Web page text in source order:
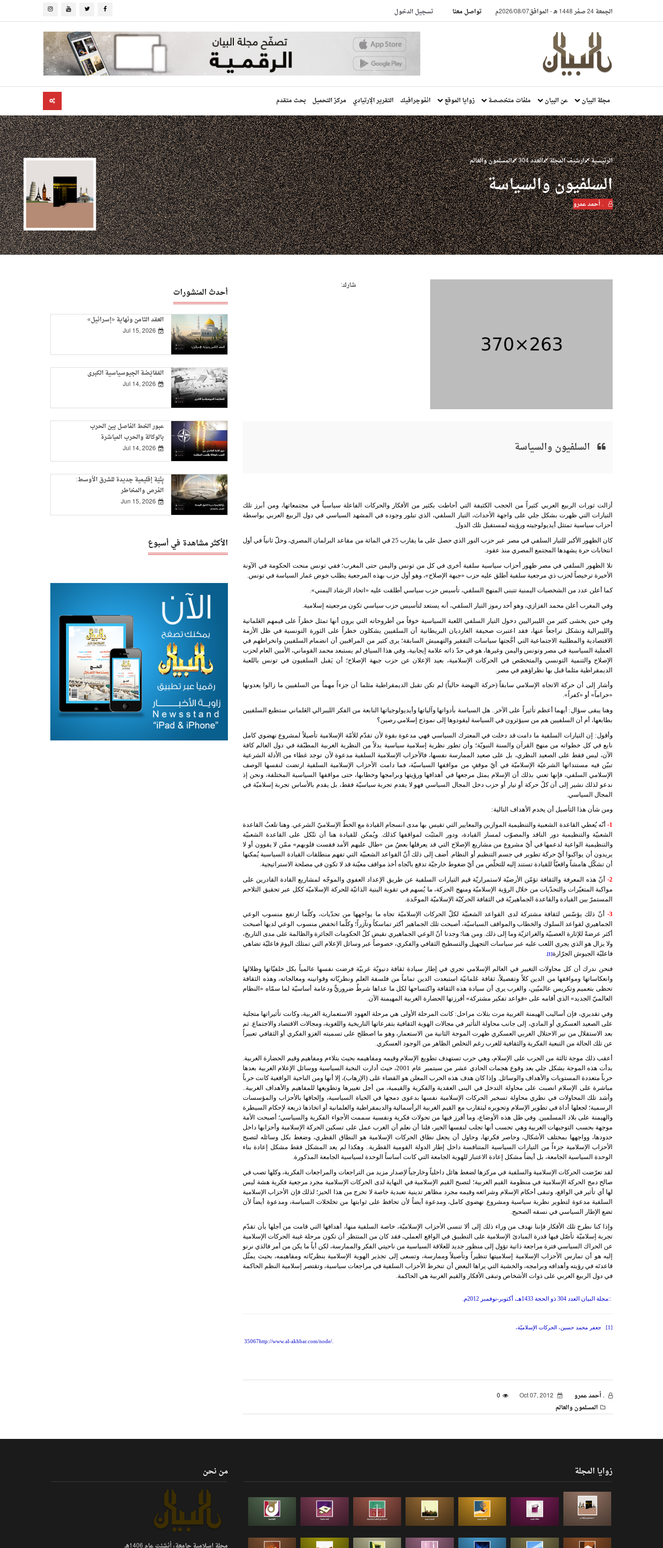
الجمعة 24 صفر 1448 هـ -الموافق2026/08/07م تواصل معنا تسجيل الدخول
مجلة البيان عن البيان ملفات متخصصة زوايا الموقع انفوجرافيك التقرير الإرتيادي مركز التحميل بحث متقدم
الرئيسية ارشيف المجلة العدد 304 المسلمون والعالم
السلفيون والسياسة
. أحمد عمرو
شارك:
السلفيون والسياسة
أزالت ثورات الربيع العربي كثيراً من الحجب الكثيفة التي أحاطت بكثير من الأفكار والحركات الفاعلة سياسياً في مجتمعاتها، ومن أبرز تلك
التيارات التي ظهرت بشكل جلي على واجهة الأحداث، التيار السلفي، الذي تبلور وجوده في المشهد السياسي في دول الربيع العربي بواسطة
أحزاب سياسية تمتثل أيديولوجيته ورؤيته لمستقبل تلك الدول.
كان الظهور الأكبر للتيار السلفي في مصر عبر حزب النور الذي حصل على ما يقارب 25 في المائة من مقاعد البرلمان المصري، وحلّ ثانياً في أول
انتخابات حرة يشهدها المجتمع المصري منذ عقود.
تلا الظهور السلفي في مصر ظهور أحزاب سياسية سلفية أخرى في كل من تونس واليمن حتى المغرب؛ ففي تونس منحت الحكومة في الآونة
الأخيرة ترخيصاً لحزب ذي مرجعية سلفية أطلق عليه حزب «جبهة الإصلاح»، وهو أول حزب بهذه المرجعية يطلب خوض غمار السياسة في تونس.
كما أعلن عدد من الشخصيات اليمنية تتبنى المنهج السلفي، تأسيس حزب سياسي أطلقت عليه «اتحاد الرشاد اليمني».
وفي المغرب أعلن محمد الفزازي، وهو أحد رموز التيار السلفي، أنه يستعد لتأسيس حزب سياسي تكون مرجعيته إسلامية.
وفي حين يخشى كثير من الليبراليين دخول التيار السلفي اللعبة السياسية خوفاً من أطروحاته التي يرون أنها تمثل خطراً على قيمهم العَلمانية
والليبرالية وتشكل تراجعاً عنها، فقد اعتبرت صحيفة الغارديان البريطانية أن السلفيين يشكلون خطراً على الثورة التونسية في ظل الأزمة
الاقتصادية والمطلبية الاجتماعية التي أجَّجتها سياسات التفقير والتهميش السابقة؛ يرى كثير من المراقبين أن انضمام السلفيين وانخراطهم في
العملية السياسية في مصر وتونس واليمن وغيرها، هو في حدّ ذاته علامة إيجابية، وفي هذا السياق لم يستبعد محمد القوماني، الأمين العام لحزب
الإصلاح والتنمية التونسي والمتخصّص في الحركات الإسلامية، بعيد الإعلان عن حزب جبهة الإصلاح؛ أن يَقبل السلفيون في تونس باللعبة
الديمقراطية مثلما قبل بها نظراؤهم في مصر.
وأشار إلى أن حركة الاتجاه الإسلامي سابقاً (حركة النهضة حالياً) لم تكن تقبل الديمقراطية مثلما أن جزءاً مهماً من السلفيين ما زالوا يعدونها
«حراماً» أو «كفراً».
وهنا يبقى سؤال: أيهما أعظم تأثيراً على الآخر.. هل السياسة بأدواتها وآلياتها وأيديولوجياتها النابعة من الفكر الليبرالي العَلماني ستطبع السلفيين
بطابعها، أم أن السلفيين هم من سيؤثرون في السياسة ليقودوها إلى نموذج إسلامي رصين؟
وأقول: إن التيارات السلفية ما دامت قد دخلت في المعترك السياسي فهي مدعوة بقوة لأن تقدّم للأمّة الإسلامية تأصيلاً لمشروع نهضوي كامل
نابع في كل خطواته من منهج القرآن والسنة النبويّة؛ وأن تطور نظرية إسلامية سياسية بدلاً من النظرية الغربية المطبّقة في دول العالم كافة
الآن، ليس فقط على الصعيد النظري، بل على صعيد الممارسة نفسها، فالأحزاب الإسلامية السلفية مدعوة لأن توجد غطاء من الأدلة الشرعية
تبيّن فيه مستنداتها الشرعيّة الإسلاميّة في أيّ موقفٍ من مواقفها السياسيّة، فما دامت الأحزاب الإسلامية السلفية ارتضت لنفسها الوصف
الإسلامي السلفي، فإنها تعني بذلك أن الإسلام يمثل مرجعها في أهدافها ورؤيتها وبرامجها وخطابها، حتى مواقفها السياسية المختلفة، ونحن إذ
ندعو لذلك نشير إلى أن كلّ حركة أو تيار أو حزب دخل المجال السياسي فهو لا يقدم تجربة سياسيّة فقط، بل يقدم بالأساس تجربة إسلاميّة في
المجال السياسي.
ومن شأن هذا التأصيل أن يخدم الأهداف التالية:
1- أنّه يُعطي القاعدة الشعبية والتنظيمية الموازين والمعايير التي تقيس بها مدى انسجام القيادة مع الخطّ الإسلاميّ الشرعي. وهنا تلعبُ القاعدة
الشعبيّة والتنظيمية دور الناقد والمصوّب لمسار القيادة، ودور المثبّت لمواقفها كذلك. ويُمكن للقيادة هنا أن تتّكل على القاعدة الشعبيّة
والتنظيمية الواعية لدعمها في أيّ مشروع من مشاريع الإصلاح التي قد يعرقلها بعضُ من «طال عليهم الأمد فقست قلوبهم» ممّن لا يقوون أو لا
يريدون أن يواكبوا أيّ حركة تطوير في جسم التنظيم أو النظام. أضف إلى ذلك أنّ القواعد الشعبيّة التي تفهم منطلقات القيادة السياسية يُمكنها
أن تشكّل هامشاً واقعيّاً للقيادة تستند إليه للتخلّص من أيّ ضغوط خارجيّة تدفع باتّجاه أخذ مواقف معيّنة قد لا تكون في مصلحة الاستراتيجية.
2- أنّ هذه المعرفة والثقافة تؤمّن الأرضيّة لاستمراريّة قيم التيارات السلفية عن طريق الإعداد العفوي والموجّه لمشاريع القادة القادرين على
مواكبة المتغيّرات والتحدّيات من خلال الرؤية الإسلاميّة ومنهج الحركة، ما يُسهم في تقوية البنية الذاتيّة للحركة الإسلاميّة ككل عبر تحقيق التلاحم
المستمرّ بين القيادة والقاعدة الجماهيريّة في الثقافة الحركيّة الإسلاميّة الموحّدة.
3-
أنّ ذلك يؤسّس لثقافة مشتركة لدى القواعد الشعبيّة لكلّ الحركات الإسلاميّة تجاه ما يواجهها من تحدّيات، وكلّما ارتفع منسوب الوعي
الجماهيري لقواعد السلوك والخطاب والمواقف السياسيّة، أصبحت تلك الجماهير أكثر تماسكاً وتآزراً؛ وكلّما انخفض منسوب الوعي لديها أصبحت
أكثر عرضةً للإثارة العصبيّة والغرائزيّة وما إلى ذلك. ومن هنا؛ وجدنا أنّ الوعي الجماهيري نقيض كلّ الحكومات الجائرة والظالمة على مدى التاريخ،
ولا يزال هو الذي يجري اللعب عليه عبر سياسات التجهيل والتسطيح الثقافي والفكري، خصوصاً عبر وسائل الإعلام التي تمتلك اليومَ فاعليّة تضاهي
فاعليّة الجيوش الجرّارة [1]
.
فنحن ندرك أن كل محاولات التغيير في العالم الإسلامي تجري في إطار سيادة ثقافة دنيويّة غربيّة فرضت نفسها عالمياً بكل خلفيّاتها وظلالها
وانعكاساتها ومواقفها من الدين كلاً وتفصيلاً، ثقافة عَلمانيّة استبعدت الدين تماماً من فلسفة العلم ونظريّاته وقوانينه ومعالجاته، وهذه الثقافة
تحظى بتعميم وتكريس عالميّين، والغرب يرى أن سيادة هذه الثقافة واكتساحها لكل ما عداها شرطٌ ضروريٌّ ودعامة أساسيّة لما سمّاه «النظام
العالميّ الجديد» الذي أقامه على «قواعد تفكير مشتركة» أفرزتها الحضارة الغربية المهيمنة الآن.
وفي تقديري، فإن أساليب الهيمنة الغربية مرت بثلاث مراحل: كانت المرحلة الأولى هي مرحلة العهود الاستعمارية الغربية، وكانت تأثيراتها متجلية
على الصعيد العسكري أو المادي، إلى جانب محاولة التأثير في مجالات الهوية الثقافية بتفرعاتها التاريخية واللغوية، ومجالات الاقتصاد والاجتماع. ثم
بعد الاستقلال من نير الاحتلال الغربي العسكري ظهرت الموجة الثانية من الاستعمار، وهو ما اصطلح على تسميته الغزو الفكري أو الثقافي تعبيراً
عن تلك الحالة من التبعية الفكرية والثقافية للغرب رغم التخلص الظاهر من الوجود العسكري.
أعقب ذلك موجة ثالثة من الحرب على الإسلام، وهي حرب تستهدف تطويع الإسلام وقيمه ومفاهيمه بحيث يتلاءم ومفاهيم وقيم الحضارة الغربية.
بدأت هذه الموجة بشكل جلي بعد وقوع هجمات الحادي عشر من سبتمبر عام 2001، حيث أدارت النخبة السياسية ووسائل الإعلام الغربية بعدها
حرباً متعددة المستويات والأهداف والوسائل. وإذا كان هدف هذه الحرب المعلن هو القضاء على (الإرهاب)، إلا أنها ومن الناحية الواقعية كانت حرباً
مباشرة على الإسلام انصبت على محاولة التدخل في البنى العقدية والفكرية والقيمية، من أجل تغييرها وتطويعها للمفاهيم والأهداف الغربية..
وأشد تلك المحاولات في نظري محاولة تسخير الحركات الإسلامية نفسها بدعوى دمجها في الحياة السياسية، وإلحاقها بالأحزاب والمؤسسات
الرسمية؛ لجعلها أداة في تطوير الإسلام وتحويره ليتقارب مع القيم الغربية الرأسمالية والديمقراطية والعلمانية أو اتخاذها ذريعة لإحكام السيطرة
والهيمنة على بلاد المسلمين. وفي ظل هذه الأوضاع، وما أفرز فيها من تحولات فكرية ونفسية سممت الأجواء الفكرية والسياسي؛ أصبحت الأمة
موجهة بحسب التوجيهات الغربية وهي تحسب أنها تجلب لنفسها الخير، فلنا أن نعلم أن الغرب عمل على تسكين الحركة الإسلامية وأحزابها داخل
حدودها، وواجهها بمختلف الأشكال، وحاصر فكرتها، وحاول أن يجعل نطاق الحركات الإسلامية هو النطاق القطري، وضغط بكل وسائله لتصبح
الأحزاب الإسلامية جزءاً من التيارات السياسية المتنافسة داخل إطار الدولة القومية القطرية.. وهكذا لم يعد المشكل فقط مشكل إعادة بناء
الوحدة السياسية الجامعة، بل أيضاً مشكل إعادة الاعتبار للهوية الجامعة التي كانت أساساً الوحدة لسياسية الجامعة المذكورة.
لقد تعرّضت الحركات الإسلامية والسلفية في مركزها لضغط هائل داخلياً وخارجياً لإصدار مزيد من التراجعات والمراجعات الفكرية، وكلها تصب في
صالح دمج الحركة الإسلامية في منظومة القيم الغربية؛ لتصبح القيم الإسلامية في النهاية لدى الحركات الإسلامية مجرد مرجعية فكرية هشة ليس
لها أي تأثير في الواقع، وتبقى أحكام الإسلام وشرائعه وقيمه مجرد مظاهر تدينية تعبدية خاصة لا تخرج من هذا الحيز؛ لذلك فإن الأحزاب الإسلامية
السلفية مدعوة لتطوير نظرية سياسية ومشروع نهضوي كامل، ومدعوة أيضاً لأن تحافظ على ثوابتها من تخلخلات السياسة، ومدعوة أيضاً لأن
تضع الإطار السياسي في نسقه الصحيح.
وإذا كنا نطرح تلك الأفكار فإننا نهدف من وراء ذلك إلى ألا تنسى الأحزاب الإسلاميّة، خاصة السلفية منها، أهدافها التي قامت من أجلها بأن تقدّم
تجربة إسلاميّة تأصّل فيها قدرة المبادئ الإسلامية على التطبيق في الواقع العملي، فقد كان من المنتظر أن تكون مرحلة غيبة الحركات الإسلامية
عن الحراك السياسي فترة مراجعة ذاتية تؤول إلى منظور جديد للعلاقة السياسية من ناحيتي الفكر والممارسة، لكن أياً ما يكن من أمر فالذي نرنو
إليه هو أن تمارس الأحزاب الإسلامية إسلاميتها تنظيراً وتأصيلاً وممارسة، وتسعى إلى تجذير الهوية الإسلامية بنظريّاته ومفاهيمه، بحيث يمثّل
قاعدتَه في رؤيته وأهدافه وبرامجه، والخشية التي يراها البعض أن تنخرط الأحزاب السلفية في مراجعات سياسية، وتقتصر إسلامية النظم الحاكمة
في دول الربيع العربي على ذوات الأشخاص وتبقى الأفكار والقيم الغربية هي الحاكمة.
::مجلة البيان العدد 304 ذو الحجة 1433هـ، أكتوبر-نوفمبر 2012م.
[1] جعفر محمد حسين، الحركات الإسلاميّة،
http://www.al-akhbar.com/node/
35067
. أحمد عمرو
0
المسلمون والعالم
أحدث المنشورات
العقد الثامن ونهاية «إسرائيل»
Jul 15, 2026
المُقايَضة الجيوسياسية الكبرى
Jul 14, 2026
عبور الخط الفاصل بين الحرب
بالوكالة والحرب المباشرة
Jul 14, 2026
بِنْيَة إقليمية جديدة للشرق الأوسط:
الفرص والمخاطر
Jun 15, 2026
الأكثر مشاهدة في أسبوع
زوايا المجلة من نحن